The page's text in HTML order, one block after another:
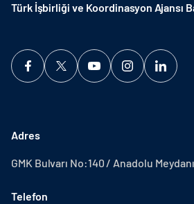
Türk İşbirliği ve Koordinasyon Ajansı
Adres
GMK Bulvarı No:140 / Anadolu
Telefon